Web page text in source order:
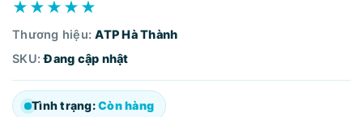
★★★★★
Thương hiệu:ATP Hà Thành
SKU:Đang cập nhật
Tình trạng:Còn hàng